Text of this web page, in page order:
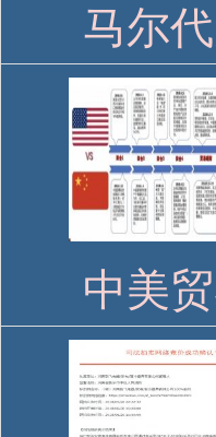
马尔
中美